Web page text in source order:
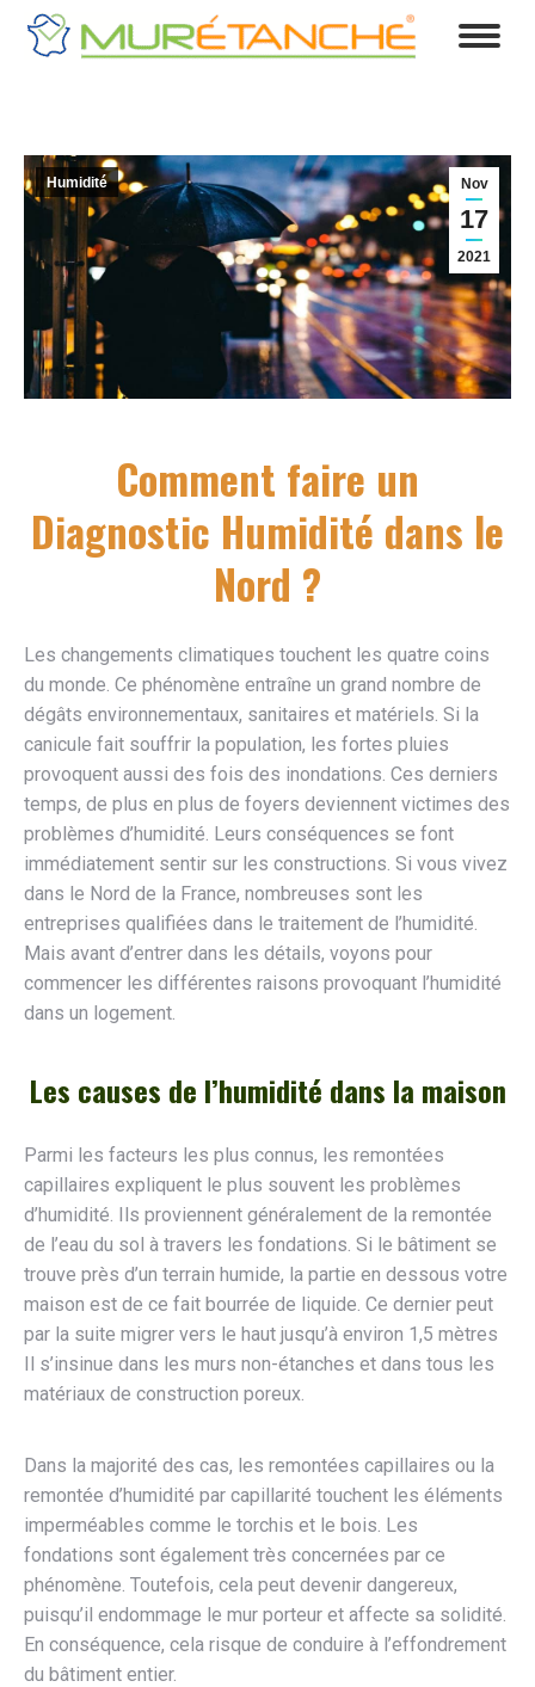
Nov
17
2021
Humidité
Comment faire un
Diagnostic Humidité dans le
Nord ?
Les changements climatiques touchent les quatre coins
du monde. Ce phénomène entraîne un grand nombre de
dégâts environnementaux, sanitaires et matériels. Si la
canicule fait souffrir la population, les fortes pluies
provoquent aussi des fois des inondations. Ces derniers
temps, de plus en plus de foyers deviennent victimes des
problèmes d’humidité. Leurs conséquences se font
immédiatement sentir sur les constructions. Si vous vivez
dans le Nord de la France, nombreuses sont les
entreprises qualifiées dans le traitement de l’humidité.
Mais avant d’entrer dans les détails, voyons pour
commencer les différentes raisons provoquant l’humidité
dans un logement.
Les causes de l’humidité dans la maison
Parmi les facteurs les plus connus, les remontées
capillaires expliquent le plus souvent les problèmes
d’humidité. Ils proviennent généralement de la remontée
de l’eau du sol à travers les fondations. Si le bâtiment se
trouve près d’un terrain humide, la partie en dessous votre
maison est de ce fait bourrée de liquide. Ce dernier peut
par la suite migrer vers le haut jusqu’à environ 1,5 mètres
Il s’insinue dans les murs non-étanches et dans tous les
matériaux de construction poreux.
Dans la majorité des cas, les remontées capillaires ou la
remontée d’humidité par capillarité touchent les éléments
imperméables comme le torchis et le bois. Les
fondations sont également très concernées par ce
phénomène. Toutefois, cela peut devenir dangereux,
puisqu’il endommage le mur porteur et affecte sa solidité.
En conséquence, cela risque de conduire à l’effondrement
du bâtiment entier.